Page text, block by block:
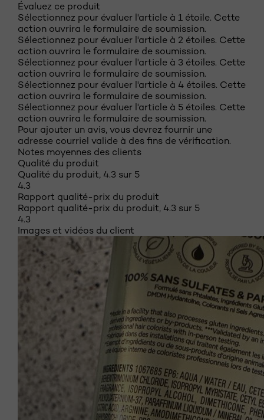
Évaluez ce produit
Sélectionnez pour évaluer l'article à 1 étoile. Cette
action ouvrira le formulaire de soumission.
Sélectionnez pour évaluer l'article à 2 étoiles. Cette
action ouvrira le formulaire de soumission.
Sélectionnez pour évaluer l'article à 3 étoiles. Cette
action ouvrira le formulaire de soumission.
Sélectionnez pour évaluer l'article à 4 étoiles. Cette
action ouvrira le formulaire de soumission.
Sélectionnez pour évaluer l'article à 5 étoiles. Cette
action ouvrira le formulaire de soumission.
Pour ajouter un avis, vous devrez fournir une
adresse courriel valide à des fins de vérification.
Notes moyennes des clients
Qualité du produit
Qualité du produit, 4.3 sur 5
4.3
Rapport qualité-prix du produit
Rapport qualité-prix du produit, 4.3 sur 5
4.3
Images et vidéos du client